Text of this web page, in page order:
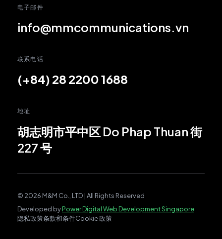
电子邮件
info@mmcommunications.vn
联系电话
(+84) 28 2200 1688
地址
胡志明市平中区 Do Phap Thuan 街
227 号
© 2026 M&M Co., LTD | All Rights Reserved
Developed byPower Digital Web Development Singapore
隐私政策条款和条件Cookie 政策